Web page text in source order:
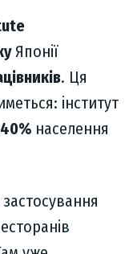
Японії
. Ця
інститут
40% населення